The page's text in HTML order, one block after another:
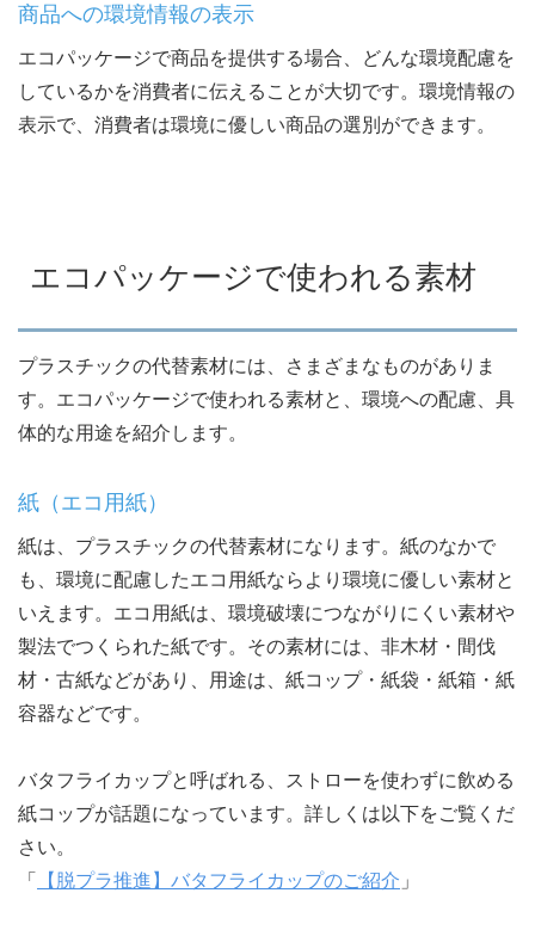
商品への環境情報の表示
エコパッケージで商品を提供する場合、どんな環境配慮を
しているかを消費者に伝えることが大切です。環境情報の
表示で、消費者は環境に優しい商品の選別ができます。
エコパッケージで使われる素材
プラスチックの代替素材には、さまざまなものがありま
す。エコパッケージで使われる素材と、環境への配慮、具
体的な用途を紹介します。
紙（エコ用紙）
紙は、プラスチックの代替素材になります。紙のなかで
も、環境に配慮したエコ用紙ならより環境に優しい素材と
いえます。エコ用紙は、環境破壊につながりにくい素材や
製法でつくられた紙です。その素材には、非木材・間伐
材・古紙などがあり、用途は、紙コップ・紙袋・紙箱・紙
容器などです。
バタフライカップと呼ばれる、ストローを使わずに飲める
紙コップが話題になっています。詳しくは以下をご覧くだ
さい。
「
【脱プラ推進】バタフライカップのご紹介 」